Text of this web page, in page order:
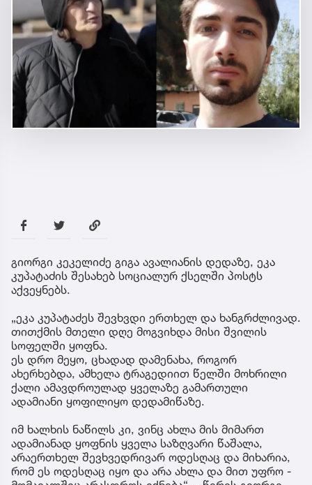
გიორგი კეკელიძე გიგა ავალიანის დედაზე, ეკა
კუპატაძის შესახებ სოციალურ ქსელში პოსტს
აქვეყნებს.
„ეკა კუპატაძეს შევხვდი ერთხელ და ხანგრძლივად.
თითქმის მთელი დღე მოგვიხდა მისი შვილის
სოფელში ყოფნა.
ეს დრო მეყო, ცხადად დამენახა, როგორ
ახერხებდა, ამხელა ტრაგედიით წელში მოხრილი
ქალი ამავდროულად ყველაზე გამართული
ადამიანი ყოფილიყო დედამიწაზე.
იმ ხალხის ნაწილს კი, ვინც ახლა მის მიმართ
ადამიანად ყოფნის ყველა საზღვარი წაშალა,
არაერთხელ შევხვედრივარ ოდესღაც და მიხარია,
რომ ეს ოდესღაც იყო და არა ახლა და მით უფრო -